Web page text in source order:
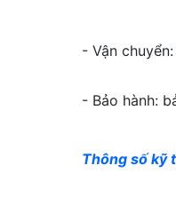
- Vận
- Bảo hành:
Thông số kỹ